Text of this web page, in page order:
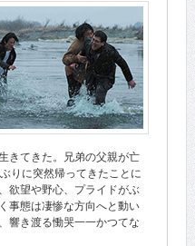
きてきた。兄弟の父親が亡
りに突然帰ってきたことに
欲望や野心、プライドがぶ
事態は凄惨な方向へと動い
響き渡る慟哭一一かつてな